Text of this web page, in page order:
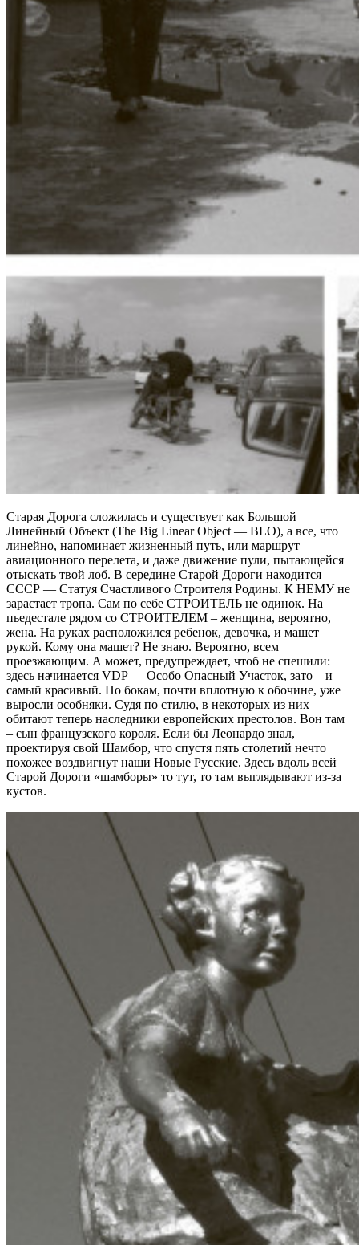
Старая Дорога сложилась и существует как Большой
Линейный Объект (The Big Linear Object — BLO), а все, что
линейно, напоминает жизненный путь, или маршрут
авиационного перелета, и даже движение пули, пытающейся
отыскать твой лоб. В середине Старой Дороги находится
СССР — Статуя Счастливого Строителя Родины. К НЕМУ не
зарастает тропа. Сам по себе СТРОИТЕЛЬ не одинок. На
пьедестале рядом со СТРОИТЕЛЕМ – женщина, вероятно,
жена. На руках расположился ребенок, девочка, и машет
рукой. Кому она машет? Не знаю. Вероятно, всем
проезжающим. А может, предупреждает, чтоб не спешили:
здесь начинается VDP — Особо Опасный Участок, зато – и
самый красивый. По бокам, почти вплотную к обочине, уже
выросли особняки. Судя по стилю, в некоторых из них
обитают теперь наследники европейских престолов. Вон там
– сын французского короля. Если бы Леонардо знал,
проектируя свой Шамбор, что спустя пять столетий нечто
похожее воздвигнут наши Новые Русские. Здесь вдоль всей
Старой Дороги «шамборы» то тут, то там выглядывают из-за
кустов.